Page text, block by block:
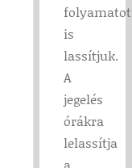
folyamatot
is
lassítjuk.
A
jegelés
órákra
lelassítja
a